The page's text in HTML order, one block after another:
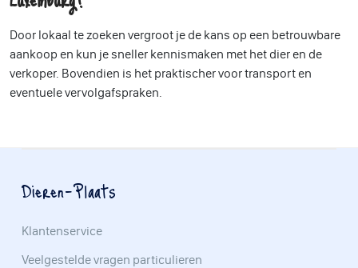
Door lokaal te zoeken vergroot je de kans op een betrouwbare
aankoop en kun je sneller kennismaken met het dier en de
verkoper. Bovendien is het praktischer voor transport en
eventuele vervolgafspraken.
Dieren-Plaats
Klantenservice
Veelgestelde vragen particulieren